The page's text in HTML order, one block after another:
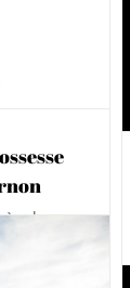
de
la joie